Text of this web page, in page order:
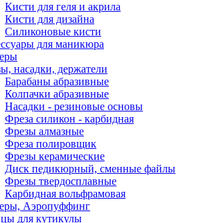
Кисти для геля и акрила
Кисти для дизайна
Силиконовые кисти
для маникюра
насадки, держатели
Барабаны абразивные
Колпачки абразивные
Насадки - резиновые основы
Фреза силикон - карбидная
Фрезы алмазные
Фреза полировщик
Фрезы керамические
Диск педикюрный, сменные файлы
Фрезы твердосплавные
Карбидная вольфрамовая
Аэропуффинг
для кутикулы